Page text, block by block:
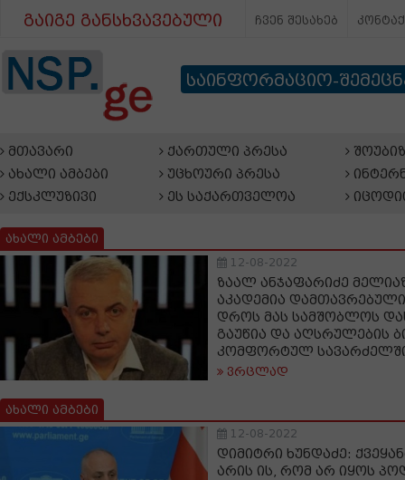
გაიგე განსხვავებული ჩვენ შესახებ
საინფორმაციო-
მთავარი
ახალი ამბები
ექსკლუზივი
ქართული პრესა
უცხოური პრესა
ეს საქართველოა
ახალი ამბები
12-08-2022
ზაალ ანჯაფარიძე
აკადემია
დროს მას სამშობლოს
გაუწია და აღსრულების
კომფორტულ
ვრცლად
ახალი ამბები
12-08-2022
დიმიტრი ხუნდაძე:
არის ის, რომ არ იყოს